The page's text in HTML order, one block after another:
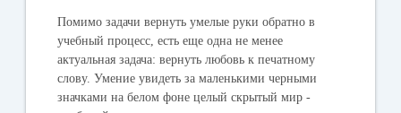
Помимо задачи вернуть умелые руки обратно в
учебный процесс, есть еще одна не менее
актуальная задача: вернуть любовь к печатному
слову. Умение увидеть за маленькими черными
значками на белом фоне целый скрытый мир -